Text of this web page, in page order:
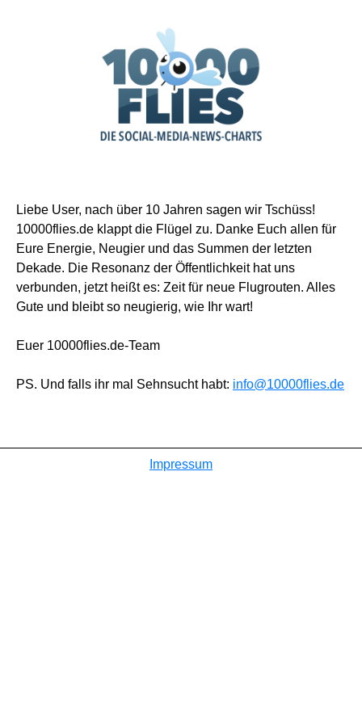
Liebe User, nach über 10 Jahren sagen wir Tschüss!
10000flies.de klappt die Flügel zu. Danke Euch allen für
Eure Energie, Neugier und das Summen der letzten
Dekade. Die Resonanz der Öffentlichkeit hat uns
verbunden, jetzt heißt es: Zeit für neue Flugrouten. Alles
Gute und bleibt so neugierig, wie Ihr wart!
Euer 10000flies.de-Team
PS. Und falls ihr mal Sehnsucht habt: info@10000flies.de
Impressum